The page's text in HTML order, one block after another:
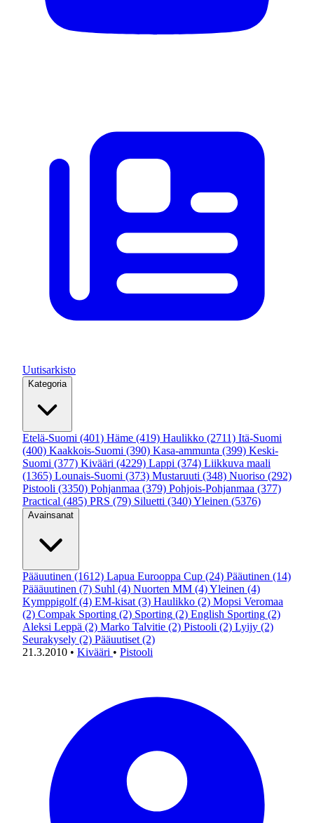
Uutisarkisto
Kategoria
Etelä-Suomi (401) Häme (419) Haulikko (2711) Itä-Suomi
(400) Kaakkois-Suomi (390) Kasa-ammunta (399) Keski-
Suomi (377) Kivääri (4229) Lappi (374) Liikkuva maali
(1365) Lounais-Suomi (373) Mustaruuti (348) Nuoriso (292)
Pistooli (3350) Pohjanmaa (379) Pohjois-Pohjanmaa (377)
Practical (485) PRS (79) Siluetti (340)Yleinen (5376)
Avainsanat
Pääuutinen (1612) Lapua Eurooppa Cup (24) Pääutinen (14)
Päääuutinen (7) Suhl (4) Nuorten MM (4)Yleinen (4)
Kymppigolf (4) EM-kisat (3) Haulikko (2) Mopsi Veromaa
(2) Compak Sporting (2) Sporting (2) English Sporting (2)
Aleksi Leppä (2) Marko Talvitie (2) Pistooli (2) Lyijy (2)
Seurakysely (2) Pääuutiset (2)
21.3.2010 • Kivääri • Pistooli